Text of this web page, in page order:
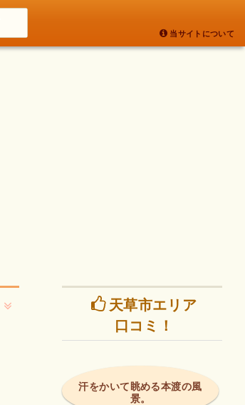
当サイトについて
天草市エリア
口コミ！
汗をかいて眺める本渡の風
景。